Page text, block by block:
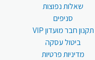
שאלות נפוצות
סניפים
תקנון חבר מועדון VIP
ביטול עסקה
מדיניות פרטיות